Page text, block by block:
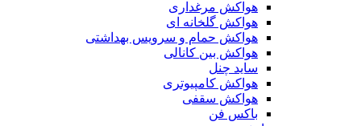
هواکش مرغداری
هواکش گلخانه ای
هواکش حمام و سرویس بهداشتی
هواکش بین کانالی
ساید چنل
هواکش کامپیوتری
هواکش سقفی
باکس فن